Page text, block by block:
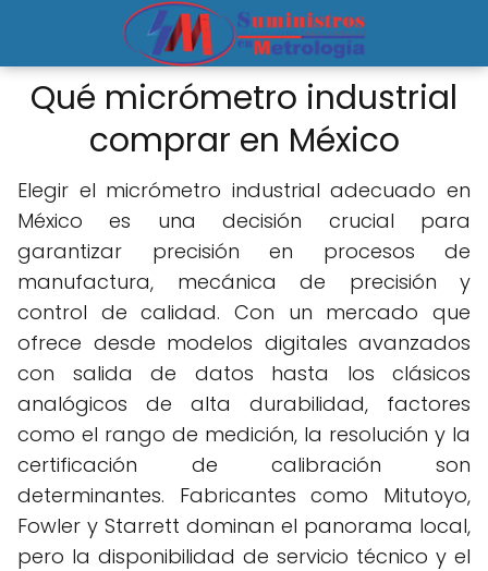
Qué micrómetro industrial
comprar en México
Elegir el micrómetro industrial adecuado en
México es una decisión crucial para
garantizar precisión en procesos de
manufactura, mecánica de precisión y
control de calidad. Con un mercado que
ofrece desde modelos digitales avanzados
con salida de datos hasta los clásicos
analógicos de alta durabilidad, factores
como el rango de medición, la resolución y la
certificación de calibración son
determinantes. Fabricantes como Mitutoyo,
Fowler y Starrett dominan el panorama local,
pero la disponibilidad de servicio técnico y el